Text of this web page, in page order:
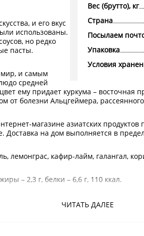
ЧИТАТЬ ДАЛЕЕ
Вес (брутто), кг
Страна
Посылаем
Упаковка
Условия
и его вкус
использованы.
но редко
пасты.
мир, и самым
средней
ему придает куркума – восточная
болезни Альцгеймера,
магазине азиатских продуктов
Доставка на дом выполняется в
лемонграс, кафир-лайм, галангал,
– 2,3 г, белки – 6,6 г, 110 ккал.